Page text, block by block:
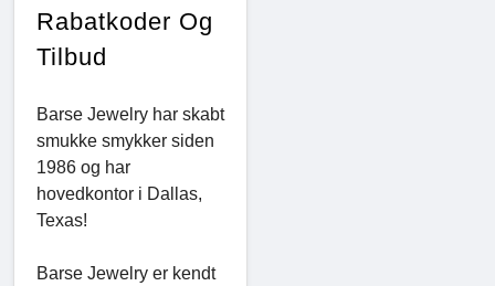
Rabatkoder Og
Tilbud
Barse Jewelry har skabt
smukke smykker siden
1986 og har
hovedkontor i Dallas,
Texas!
Barse Jewelry er kendt